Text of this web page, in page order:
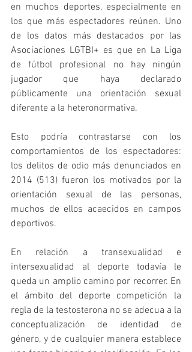
en muchos deportes, especialmente en
los que más espectadores reúnen. Uno
de los datos más destacados por las
Asociaciones LGTBI+ es que en La Liga
de fútbol profesional no hay ningún
jugador que haya declarado
públicamente una orientación sexual
diferente a la heteronormativa.
Esto podría contrastarse con los
comportamientos de los espectadores:
los delitos de odio más denunciados en
2014 (513) fueron los motivados por la
orientación sexual de las personas,
muchos de ellos acaecidos en campos
deportivos.
En relación a transexualidad e
intersexualidad al deporte todavía le
queda un amplio camino por recorrer. En
el ámbito del deporte competición la
regla de la testosterona no se adecua a la
conceptualización de identidad de
género, y de cualquier manera establece